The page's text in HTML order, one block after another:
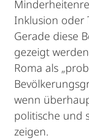
Inklusion oder
Gerade diese
gezeigt
Roma als
wenn
politische und
zeigen.